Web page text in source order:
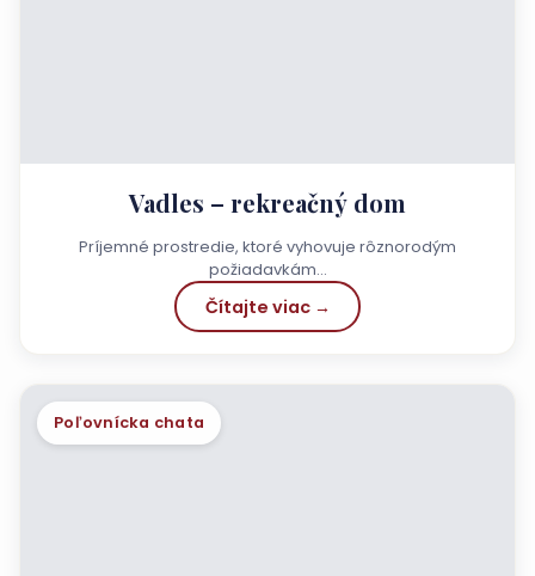
Vadles – rekreačný dom
Príjemné prostredie, ktoré vyhovuje rôznorodým
požiadavkám…
Čítajte viac →
Poľovnícka chata